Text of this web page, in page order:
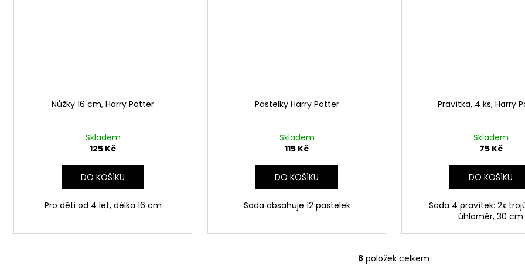
Nůžky 16 cm, Harry Potter
Skladem
125 Kč
DO KOŠÍKU
Pro děti od 4 let, délka 16 cm
Pastelky Harry Potter
Skladem
115 Kč
DO KOŠÍKU
Sada obsahuje 12 pastelek
Pravítka, 4 ks, Harry
Skladem
75 Kč
DO KOŠÍKU
Sada 4 pravítek: 2x
úhloměr, 30 cm
O
8 položek celkem